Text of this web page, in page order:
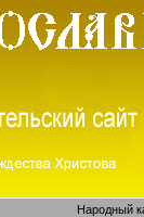
Народный